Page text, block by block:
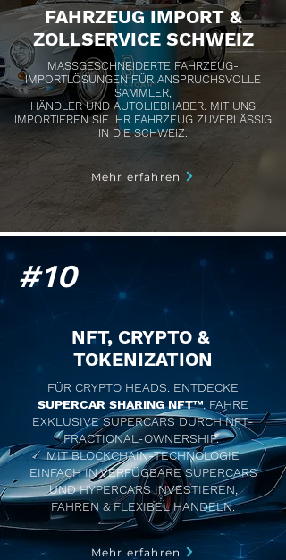
FAHRZEUG IMPORT &
ZOLLSERVICE SCHWEIZ
MASSGESCHNEIDERTE FAHRZEUG-
IMPORTLÖSUNGEN FÜR ANSPRUCHSVOLLE
SAMMLER,
HÄNDLER UND AUTOLIEBHABER. MIT UNS
IMPORTIEREN SIE IHR FAHRZEUG ZUVERLÄSSIG
IN DIE SCHWEIZ.
Mehr erfahren
#10
NFT, CRYPTO &
TOKENIZATION
FÜR CRYPTO HEADS. ENTDECKE
SUPERCAR SHARING NFT™: FAHRE
EXKLUSIVE SUPERCARS DURCH NFT-
FRACTIONAL-OWNERSHIP.
MIT BLOCKCHAIN-TECHNOLOGIE
EINFACH IN VERFÜGBARE SUPERCARS
UND HYPERCARS INVESTIEREN,
FAHREN & FLEXIBEL HANDELN.
Mehr erfahren